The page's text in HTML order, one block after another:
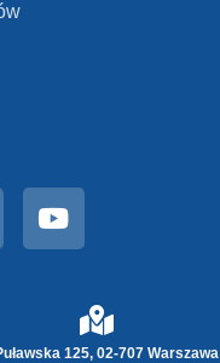
125, 02-707 Warszawa